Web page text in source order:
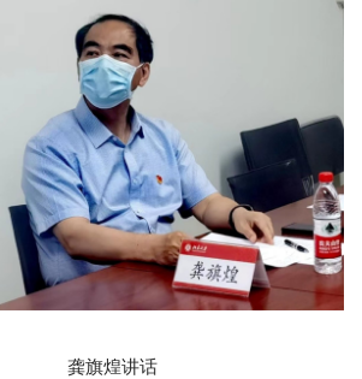
龚旗煌讲话